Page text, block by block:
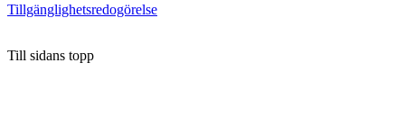
Tillgänglighetsredogörelse
Till sidans topp